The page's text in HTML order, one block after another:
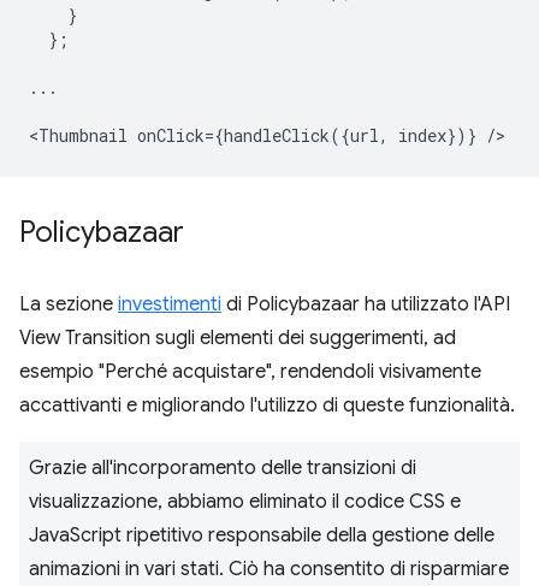
}
};
...
<Thumbnail onClick={handleClick({url, index})} /
Policybazaar
La sezione investimenti di Policybazaar ha utilizzato l'API
View Transition sugli elementi dei suggerimenti, ad
esempio "Perché acquistare", rendendoli visivamente
accattivanti e migliorando l'utilizzo di queste funzionalità.
Grazie all'incorporamento delle transizioni di
visualizzazione, abbiamo eliminato il codice CSS e
JavaScript ripetitivo responsabile della gestione delle
animazioni in vari stati. Ciò ha consentito di risparmiare